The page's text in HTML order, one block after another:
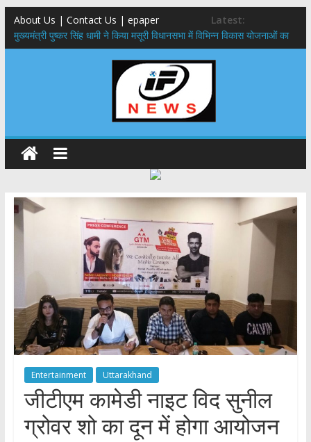
About Us | Contact Us | epaper
Latest:
मुख्यमंत्री पुष्कर सिंह धामी ने किया मसूरी विधानसभा में विभिन्न विकास योजनाओं का
लोकार्पण – शिलान्यास
एमडीडीए बोर्ड बैठक, देहरादून और मसूरी के विकास के लिए 25 बड़े प्रस्तावों को मिली
बुजुर्ग-दिव्यांगों के घर जाएंगे बीएलओ, करेंगे नोटिसों का निस्तारण
​देहरादून में 11 अगस्त को लगेगा एक दिवसीय रोजगार मेला, 559 पदों पर होगी भर्ती
पुष्पवर्षा और चरण प्रक्षालन के साथ देवभूमि ने किया शिवभक्त कांवड़ियों का
अभिनंदन,मुख्यमंत्री ने स्वास्थ्य सेवा शिविर का किया शुभारंभ, श्रद्धालुओं को अपने
हाथों से परोसा भोजन
Entertainment Uttarakhand
जीटीएम कामेडी नाइट विद सुनील
ग्रोवर शो का दून में होगा आयोजन